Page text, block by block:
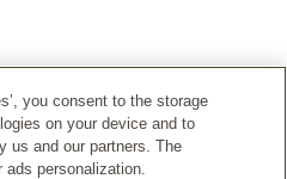
you consent to the storage
on your device and to
us and our partners. The
ads personalization.